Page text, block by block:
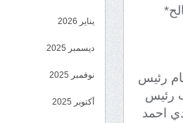
رئيس
رئيس
احمد
يناير 2026
ديسمبر 2025
نوفمبر 2025
أكتوبر 2025